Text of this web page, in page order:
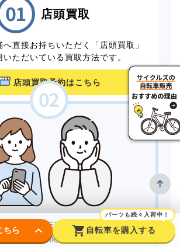
店頭買取
へ直接お持ちいただく「店頭買取」
ただいている買取方法です。
店頭買取予約はこちら
ながら自転車を売りたい。
きるだけ手間をかけずに
ちら keyboard_arrow_down shopping_cart
パーツも続々入荷中！
自転車を購入する